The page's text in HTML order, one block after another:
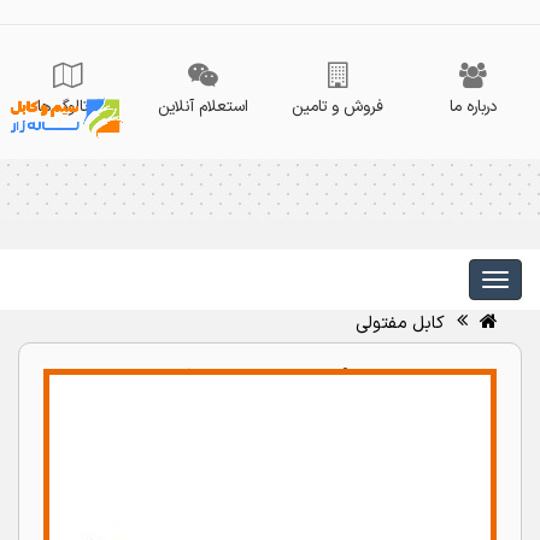
درباره ما فروش و تامین استعلام آنلاین کاتالوگ ها
کابل مفتولی
برای دریافت انواع کابل